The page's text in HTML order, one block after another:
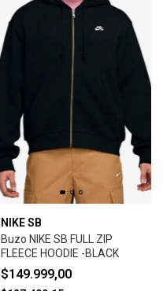
NIKE SB
Buzo NIKE SB FULL ZIP
FLEECE HOODIE -BLACK
$149.999,00